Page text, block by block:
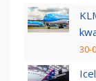
30-